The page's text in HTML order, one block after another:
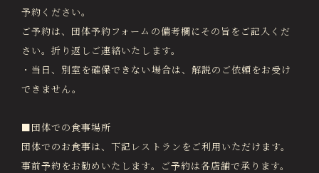
予約ください。
ご予約は、団体予約フォームの備考欄にその旨をご記入くだ
さい。折り返しご連絡いたします。
・当日、別室を確保できない場合は、解説のご依頼をお受け
できません。
■団体での食事場所
団体でのお食事は、下記レストランをご利用いただけます。
事前予約をお勧めいたします。ご予約は各店舗で承ります。